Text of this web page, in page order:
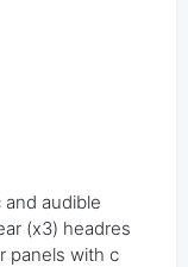
and audible
(x3) headres
panels with c